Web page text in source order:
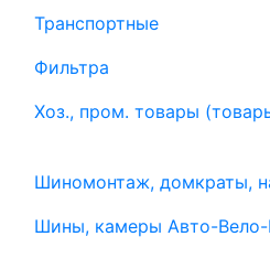
Транспортные
Фильтра
Хоз., пром. товары
Шиномонтаж, домкраты,
Шины, камеры Авто-